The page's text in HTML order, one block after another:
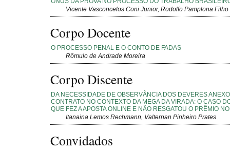
Vicente Vasconcelos Coni Junior, Rodolfo Pamplona Filho
Corpo Docente
O PROCESSO PENAL E O CONTO DE FADAS
Rômulo de Andrade Moreira
Corpo Discente
DA NECESSIDADE DE OBSERVÂNCIA DOS DEVERES
CONTRATO NO CONTEXTO DA MEGA DA VIRADA: O CASO
QUE FEZ A APOSTA ONLINE E NÃO RESGATOU O PRÊMIO
Itanaina Lemos Rechmann, Valternan Pinheiro Prates
Convidados